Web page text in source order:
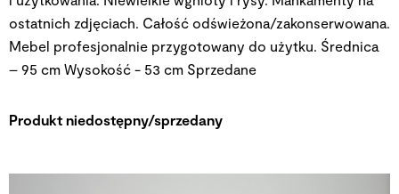
ostatnich zdjęciach. Całość odświeżona/zakonserwowana.
Mebel profesjonalnie przygotowany do użytku. Średnica
– 95 cm Wysokość - 53 cm Sprzedane
Produkt niedostępny/sprzedany